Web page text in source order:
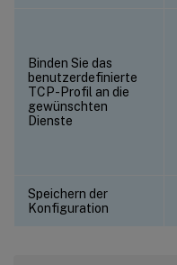
Binden Sie das
benutzerdefinierte
TCP-Profil an die
gewünschten
Dienste
Speichern der
Konfiguration